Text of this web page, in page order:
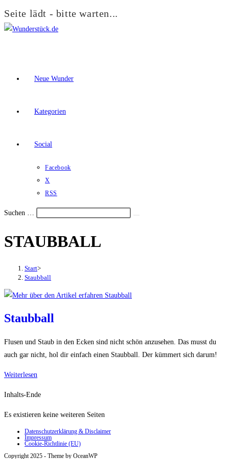
Seite lädt - bitte warten...
Zum
Neue Wunder
Kategorien
Social
Facebook
X
RSS
Suchen …
den
das
aus-
einzuklappen
STAUBBALL
Start>
Staubball
Staubball
Flusen und Staub in den Ecken sind nicht schön anzusehen. Das musst du
auch gar nicht, hol dir einfach einen Staubball. Der kümmert sich darum!
Weiterlesen
Inhalts-Ende
Es existieren keine weiteren Seiten
Datenschutzerklärung & Disclaimer
Impressum
Cookie-Richtlinie (EU)
Copyright 2025 - Theme by OceanWP